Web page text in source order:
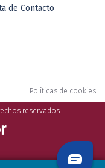
de Contacto
Políticas de cookies
reservados.